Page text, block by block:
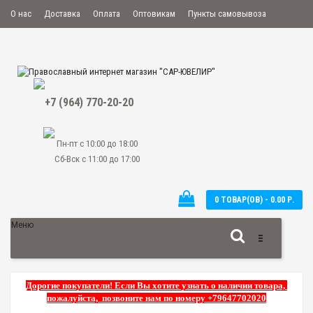
О нас Доставка Оплата Оптовикам Пункты самовывоза
+7 (964) 770-20-20
Пн-пт с 10:00 до 18:00
Сб-Вск с 11:00 до 17:00
0 ТОВАР(ОВ) - 0.00 Р.
Меню
Дорогие покупатели! Если Вы хотите узнать о наличии товара,
пожалуйста, позвоните нам по номеру +79647702020